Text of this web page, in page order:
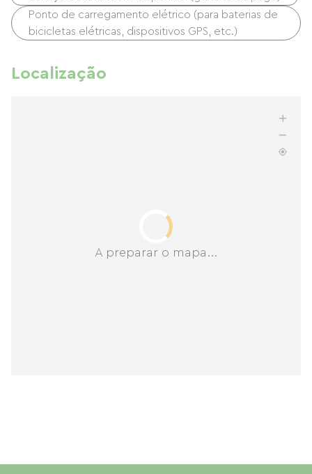
Ponto de carregamento elétrico (para baterias de
bicicletas elétricas, dispositivos GPS, etc.)
Localização
A preparar o mapa...